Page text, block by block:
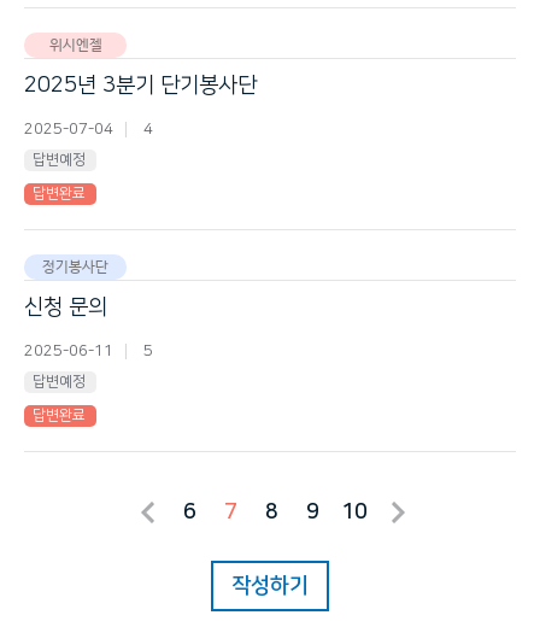
위시엔젤
2025년 3분기 단기봉사단
2025-07-04 4
답변예정
답변완료
정기봉사단
신청 문의
2025-06-11 5
답변예정
답변완료
6 7 8 9 10
작성하기